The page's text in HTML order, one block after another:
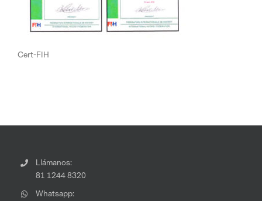
Cert-FIH
Llámanos:
81 1244 8320
Whatsapp: